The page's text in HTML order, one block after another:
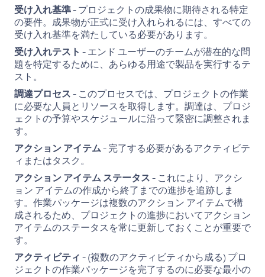
受け入れ基準- プロジェクトの成果物に期待される特定
の要件。成果物が正式に受け入れられるには、すべての
受け入れ基準を満たしている必要があります。
受け入れテスト - エンド ユーザーのチームが潜在的な問
題を特定するために、あらゆる用途で製品を実行するテ
スト。
調達プロセス- このプロセスでは、プロジェクトの作業
に必要な人員とリソースを取得します。調達は、プロジ
ェクトの予算やスケジュールに沿って緊密に調整されま
す。
アクション アイテム- 完了する必要があるアクティビテ
ィまたはタスク。
アクション アイテム ステータス- これにより、アクシ
ョン アイテムの作成から終了までの進捗を追跡しま
す。作業パッケージは複数のアクション アイテムで構
成されるため、プロジェクトの進捗においてアクション
アイテムのステータスを常に更新しておくことが重要で
す。
アクティビティ - (複数のアクティビティから成る) プロ
ジェクトの作業パッケージを完了するのに必要な最小の